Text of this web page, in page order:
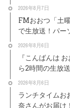
2026年8月7日
FMおおつ「土
で生放送！パー
2026年8月6日
『こんばんは
ら2時間の生放送
2026年8月6日
ランチタイム
奈さんがお届け